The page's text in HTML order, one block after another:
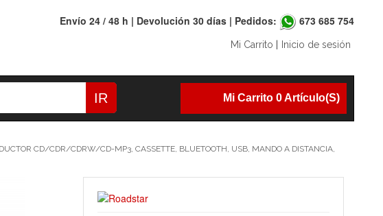
Envío 24 / 48 h | Devolución 30 días | Pedidos: 673 685 754
Mi Carrito Inicio de sesión
Mi Carrito 0 Artículo(s)
IR
CD/CDR/CDRW/CD-MP3, CASSETTE, BLUETOOTH, USB, MANDO A DISTANCIA,